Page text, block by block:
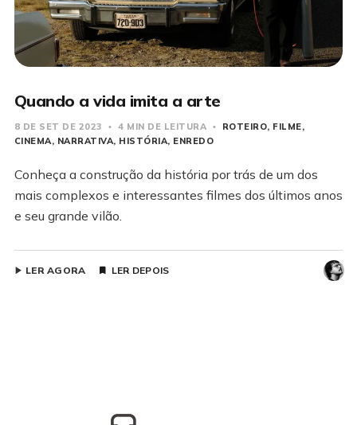
Quando a vida imita a arte
8 DE SET DE 2023 4 MIN DE LEITURA ROTEIRO FILME
CINEMA NARRATIVA HISTÓRIA ENREDO
Conheça a construção da história por trás de um dos
mais complexos e interessantes filmes dos últimos anos
e seu grande vilão.
LER AGORA LER DEPOIS